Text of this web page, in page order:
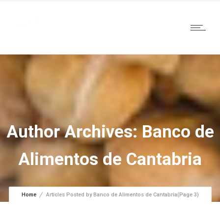
Author Archives: Banco de
Alimentos de Cantabria
Home Articles Posted by Banco de Alimentos de Cantabria(Page 3)